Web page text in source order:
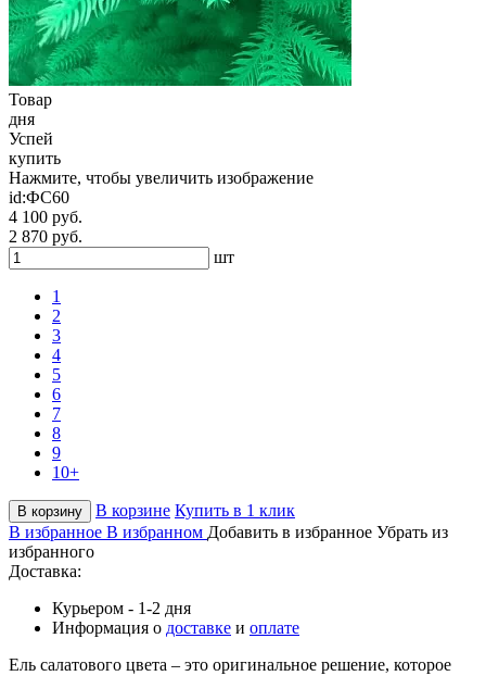
Товар
дня
Успей
купить
Нажмите, чтобы увеличить изображение
id:ФС60
4 100 руб.
2 870 руб.
шт
1
2
3
4
5
6
7
8
9
10+
В корзину В корзине Купить в 1 клик
В избранное В избранном Добавить в избранное Убрать из
избранного
Доставка:
Курьером - 1-2 дня
Информация о доставке и оплате
Ель салатового цвета – это оригинальное решение, которое